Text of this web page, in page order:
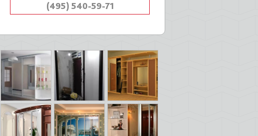
(495) 540-59-71